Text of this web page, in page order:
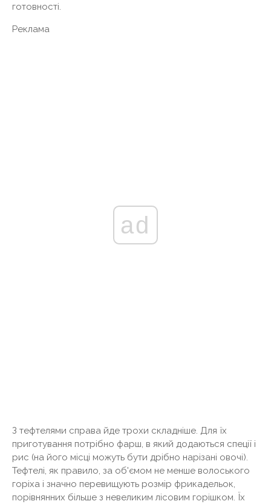
готовності.
Реклама
ad
З тефтелями справа йде трохи складніше. Для їх
приготування потрібно фарш, в який додаються спеції і
рис (на його місці можуть бути дрібно нарізані овочі).
Тефтелі, як правило, за об'ємом не менше волоського
горіха і значно перевищують розмір фрикадельок,
порівнянних більше з невеликим лісовим горішком. Їх